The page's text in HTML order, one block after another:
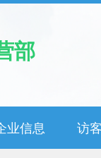
部
业信息 访